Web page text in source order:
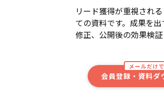
リード獲得が重視され
ての資料です。成果を
修正、公開後の効果検証
メールだけ
会員登録・資料ダ